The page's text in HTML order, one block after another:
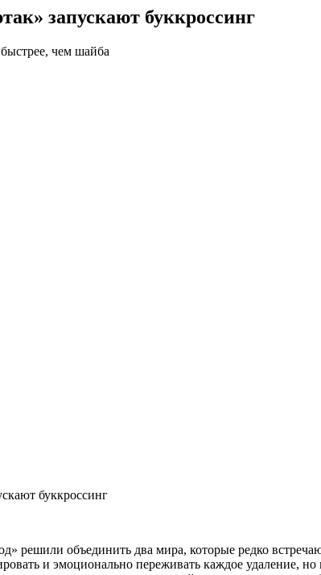
запускают буккроссинг
чем шайба
буккроссинг
решили объединить два мира, которые редко
и эмоционально переживать каждое